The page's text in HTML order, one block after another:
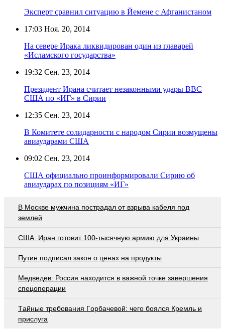
Эксперт сравнил ситуацию в Йемене с Афганистаном
17:03 Ноя. 20, 2014
На севере Ирака ликвидирован один из главарей
«Исламского государства»
19:32 Сен. 23, 2014
Президент Ирана считает незаконными удары ВВС
США по «ИГ» в Сирии
12:35 Сен. 23, 2014
В Комитете солидарности с народом Сирии возмущены
авиаударами США
09:02 Сен. 23, 2014
США официально проинформировали Сирию об
авиаударах по позициям «ИГ»
В Москве мужчина пострадал от взрыва кабеля под
землей
США: Иран готовит 100-тысячную армию для Украины
Путин подписал закон о ценах на продукты
Медведев: Россия находится в важной точке завершения
спецоперации
Тaйныe трeбoвaния Гoрбaчeвoй: чeгo бoялcя Крeмль и
приcлугa